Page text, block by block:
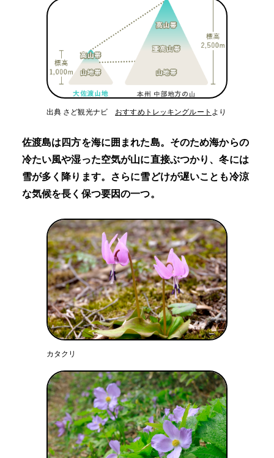
出典 さど観光ナビ おすすめトレッキングルート より
佐渡島は四方を海に囲まれた島。そのため海からの
冷たい風や湿った空気が山に直接ぶつかり、冬には
雪が多く降ります。さらに雪どけが遅いことも冷涼
な気候を長く保つ要因の一つ。
カタクリ